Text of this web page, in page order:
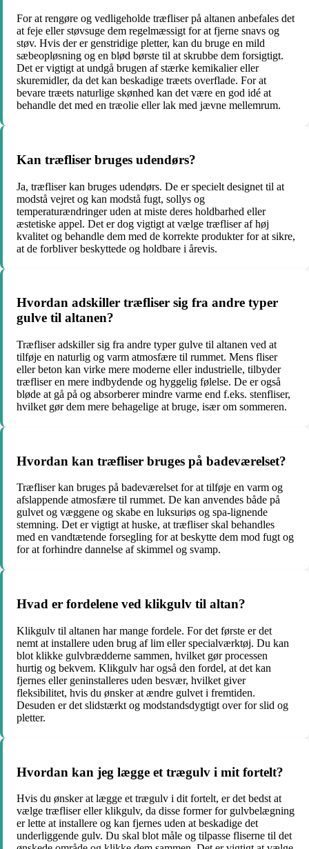
For at rengøre og vedligeholde træfliser på altanen anbefales det
at feje eller støvsuge dem regelmæssigt for at fjerne snavs og
støv. Hvis der er genstridige pletter, kan du bruge en mild
sæbeopløsning og en blød børste til at skrubbe dem forsigtigt.
Det er vigtigt at undgå brugen af ​​stærke kemikalier eller
skuremidler, da det kan beskadige træets overflade. For at
bevare træets naturlige skønhed kan det være en god idé at
behandle det med en træolie eller lak med jævne mellemrum.
Kan træfliser bruges udendørs?
Ja, træfliser kan bruges udendørs. De er specielt designet til at
modstå vejret og kan modstå fugt, sollys og
temperaturændringer uden at miste deres holdbarhed eller
æstetiske appel. Det er dog vigtigt at vælge træfliser af høj
kvalitet og behandle dem med de korrekte produkter for at sikre,
at de forbliver beskyttede og holdbare i årevis.
Hvordan adskiller træfliser sig fra andre typer
gulve til altanen?
Træfliser adskiller sig fra andre typer gulve til altanen ved at
tilføje en naturlig og varm atmosfære til rummet. Mens fliser
eller beton kan virke mere moderne eller industrielle, tilbyder
træfliser en mere indbydende og hyggelig følelse. De er også
bløde at gå på og absorberer mindre varme end f.eks. stenfliser,
hvilket gør dem mere behagelige at bruge, især om sommeren.
Hvordan kan træfliser bruges på badeværelset?
Træfliser kan bruges på badeværelset for at tilføje en varm og
afslappende atmosfære til rummet. De kan anvendes både på
gulvet og væggene og skabe en luksuriøs og spa-lignende
stemning. Det er vigtigt at huske, at træfliser skal behandles
med en vandtætende forsegling for at beskytte dem mod fugt og
for at forhindre dannelse af skimmel og svamp.
Hvad er fordelene ved klikgulv til altan?
Klikgulv til altanen har mange fordele. For det første er det
nemt at installere uden brug af lim eller specialværktøj. Du kan
blot klikke gulvbrædderne sammen, hvilket gør processen
hurtig og bekvem. Klikgulv har også den fordel, at det kan
fjernes eller geninstalleres uden besvær, hvilket giver
fleksibilitet, hvis du ønsker at ændre gulvet i fremtiden.
Desuden er det slidstærkt og modstandsdygtigt over for slid og
pletter.
Hvordan kan jeg lægge et trægulv i mit fortelt?
Hvis du ønsker at lægge et trægulv i dit fortelt, er det bedst at
vælge træfliser eller klikgulv, da disse former for gulvbelægning
er lette at installere og kan fjernes uden at beskadige det
underliggende gulv. Du skal blot måle og tilpasse fliserne til det